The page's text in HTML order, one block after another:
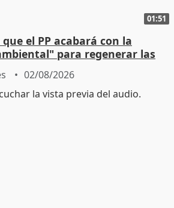
01:51
el PP acabará con la
para regenerar las
02/08/2026